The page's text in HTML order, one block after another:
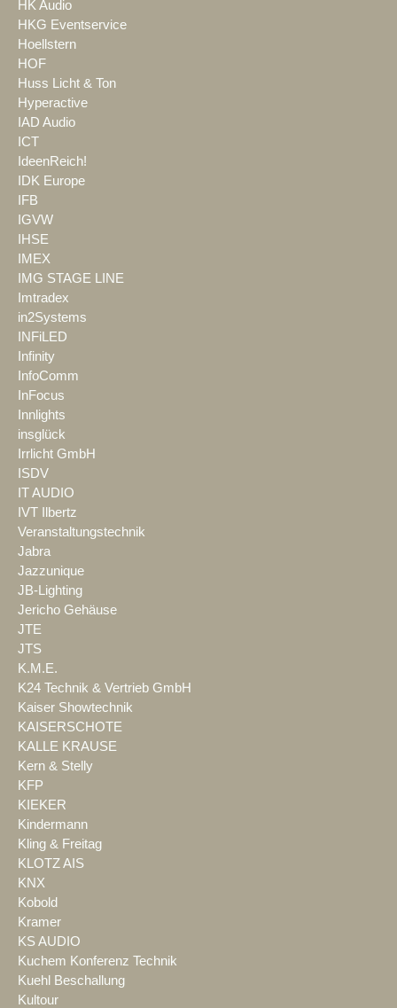
HK Audio
HKG Eventservice
Hoellstern
HOF
Huss Licht & Ton
Hyperactive
IAD Audio
ICT
IdeenReich!
IDK Europe
IFB
IGVW
IHSE
IMEX
IMG STAGE LINE
Imtradex
in2Systems
INFiLED
Infinity
InfoComm
InFocus
Innlights
insglück
Irrlicht GmbH
ISDV
IT AUDIO
IVT Ilbertz
Veranstaltungstechnik
Jabra
Jazzunique
JB-Lighting
Jericho Gehäuse
JTE
JTS
K.M.E.
K24 Technik & Vertrieb GmbH
Kaiser Showtechnik
KAISERSCHOTE
KALLE KRAUSE
Kern & Stelly
KFP
KIEKER
Kindermann
Kling & Freitag
KLOTZ AIS
KNX
Kobold
Kramer
KS AUDIO
Kuchem Konferenz Technik
Kuehl Beschallung
Kultour